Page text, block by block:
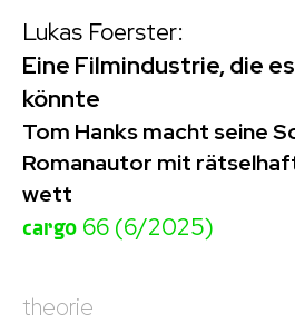
Lukas Foerster:
Eine Filmindustrie, die
könnte
Tom Hanks macht seine
Romanautor mit
wett
cargo 66 (6/2025)
theorie